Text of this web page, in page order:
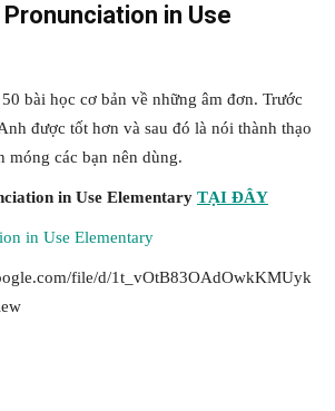
in Use
bài học cơ bản về những âm đơn. Trước
được tốt hơn và sau đó là nói thành thạo
các bạn nên dùng.
in Use Elementary TẠI ĐÂY
in Use Elementary
file/d/1t_vOtB83OAdOwkKMUyk